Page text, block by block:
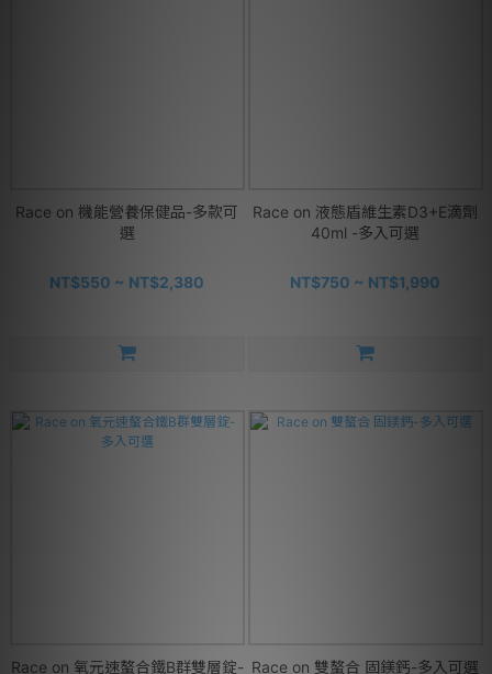
Race on 機能營養保健品-多款可
選
NT$550 ~ NT$2,380
Race on 液態盾維生素D3+E滴劑
40ml -多入可選
NT$750 ~ NT$1,990
Race on 氧元速螯合鐵B群雙層錠- Race on 雙螯合 固鎂鈣-多入可選